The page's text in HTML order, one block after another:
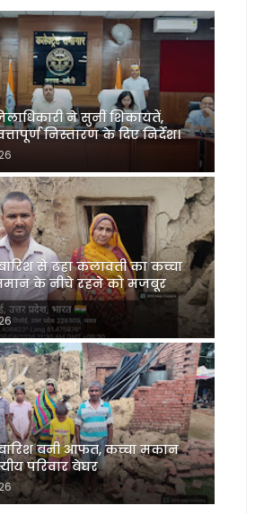
ने सुनीं शिकायतें,
निस्तारण के दिए निर्देश।
से ढहा कलावती का कच्चा
के नीचे रहने को मजबूर
बनी आफत, कच्चा मकान
परिवार बेघर